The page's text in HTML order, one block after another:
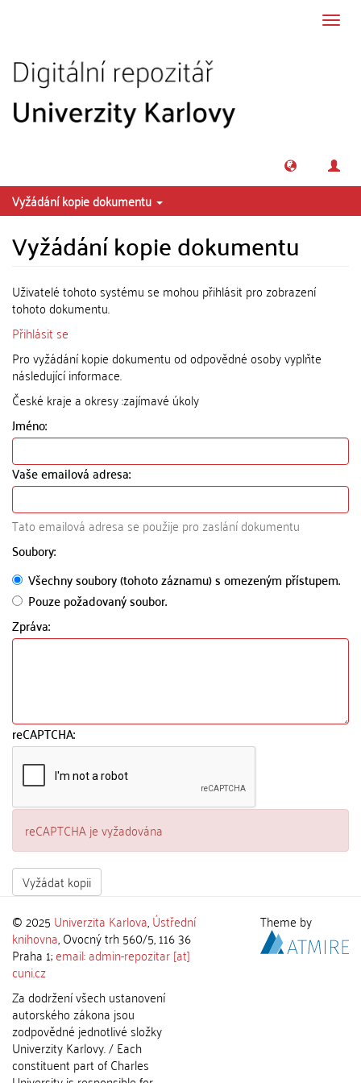
Vyžádání kopie dokumentu
Vyžádání kopie dokumentu
Uživatelé tohoto systému se mohou přihlásit pro zobrazení
tohoto dokumentu.
Přihlásit se
Pro vyžádání kopie dokumentu od odpovědné osoby vyplňte
následující informace.
České kraje a okresy :zajímavé úkoly
Jméno:
Vaše emailová adresa:
Tato emailová adresa se použije pro zaslání dokumentu
Soubory:
Všechny soubory (tohoto záznamu) s omezeným přístupem.
Pouze požadovaný soubor.
Zpráva:
reCAPTCHA:
reCAPTCHA je vyžadována
Vyžádat kopii
© 2025 Univerzita Karlova,Ústřední
knihovna, Ovocný trh 560/5, 116 36
Praha 1;email: admin-repozitar [at]
cuni.cz
Za dodržení všech ustanovení
autorského zákona jsou
zodpovědné jednotlivé složky
Univerzity Karlovy. / Each
constituent part of Charles
Theme by